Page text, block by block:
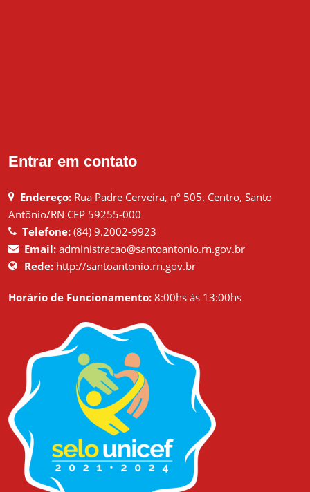
Entrar em contato
Endereço: Rua Padre Cerveira, nº 505. Centro, Santo
Antônio/RN CEP 59255-000
Telefone: (84) 9.2002-9923
Email: administracao@santoantonio.rn.gov.br
Rede: http://santoantonio.rn.gov.br
Horário de Funcionamento: 8:00hs às 13:00hs